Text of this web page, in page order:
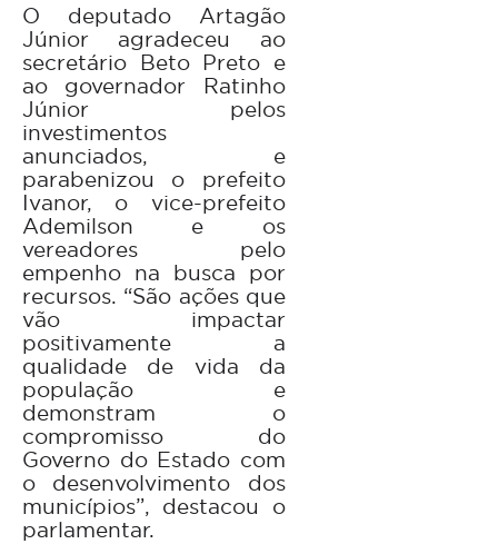
O deputado Artagão
Júnior agradeceu ao
secretário Beto Preto e
ao governador Ratinho
Júnior pelos
investimentos
anunciados, e
parabenizou o prefeito
Ivanor, o vice-prefeito
Ademilson e os
vereadores pelo
empenho na busca por
recursos. “São ações que
vão impactar
positivamente a
qualidade de vida da
população e
demonstram o
compromisso do
Governo do Estado com
o desenvolvimento dos
municípios”, destacou o
parlamentar.